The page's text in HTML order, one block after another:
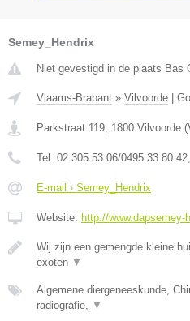
Semey_Hendrix
Niet gevestigd in de plaats Bas
Vlaams-Brabant » Vilvoorde
Parkstraat 119, 1800 Vilvoorde (
Tel: 02 305 53 06/0495 33 80 42
E-mail › Semey_Hendrix
Website: http://www.dapsemey-
Wij zijn een gemengde kleine
exoten ▼
Algemene diergeneeskunde,
radiografie, ▼